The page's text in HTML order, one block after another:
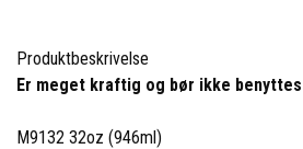
Produktbeskrivelse
Er meget kraftig og bør ikke
M9132 32oz (946ml)